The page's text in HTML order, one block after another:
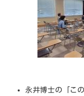
永井博士の「こ